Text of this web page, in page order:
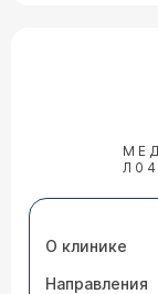
О клинике
Направления